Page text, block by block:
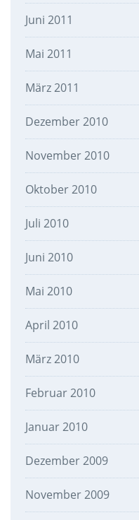
Juni 2011
Mai 2011
März 2011
Dezember 2010
November 2010
Oktober 2010
Juli 2010
Juni 2010
Mai 2010
April 2010
März 2010
Februar 2010
Januar 2010
Dezember 2009
November 2009